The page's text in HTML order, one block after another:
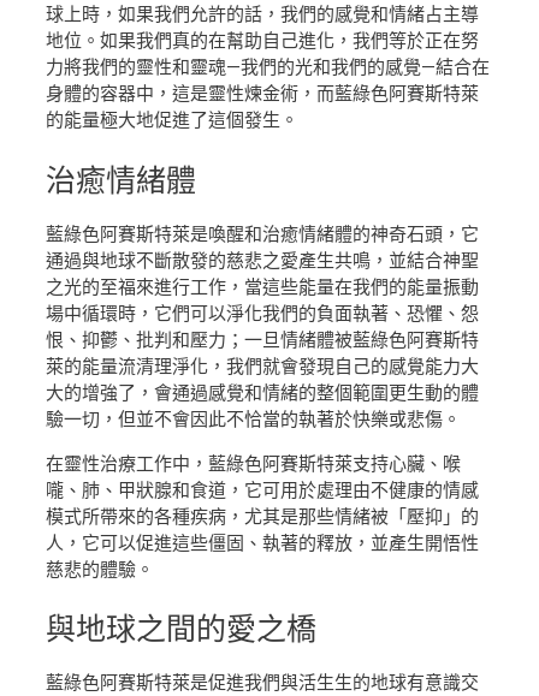
球上時，如果我們允許的話，我們的感覺和情緒占主導
地位。如果我們真的在幫助自己進化，我們等於正在努
力將我們的靈性和靈魂—我們的光和我們的感覺—結合在
身體的容器中，這是靈性煉金術，而藍綠色阿賽斯特萊
的能量極大地促進了這個發生。
治癒情緒體
藍綠色阿賽斯特萊是喚醒和治癒情緒體的神奇石頭，它
通過與地球不斷散發的慈悲之愛產生共鳴，並結合神聖
之光的至福來進行工作，當這些能量在我們的能量振動
場中循環時，它們可以淨化我們的負面執著、恐懼、怨
恨、抑鬱、批判和壓力；一旦情緒體被藍綠色阿賽斯特
萊的能量流清理淨化，我們就會發現自己的感覺能力大
大的增強了，會通過感覺和情緒的整個範圍更生動的體
驗一切，但並不會因此不恰當的執著於快樂或悲傷。
在靈性治療工作中，藍綠色阿賽斯特萊支持心臟、喉
嚨、肺、甲狀腺和食道，它可用於處理由不健康的情感
模式所帶來的各種疾病，尤其是那些情緒被「壓抑」的
人，它可以促進這些僵固、執著的釋放，並產生開悟性
慈悲的體驗。
與地球之間的愛之橋
藍綠色阿賽斯特萊是促進我們與活生生的地球有意識交